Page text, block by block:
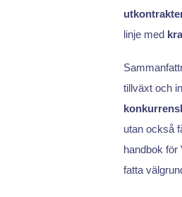
linje med
tillväxt och
utan också
handbok
fatta